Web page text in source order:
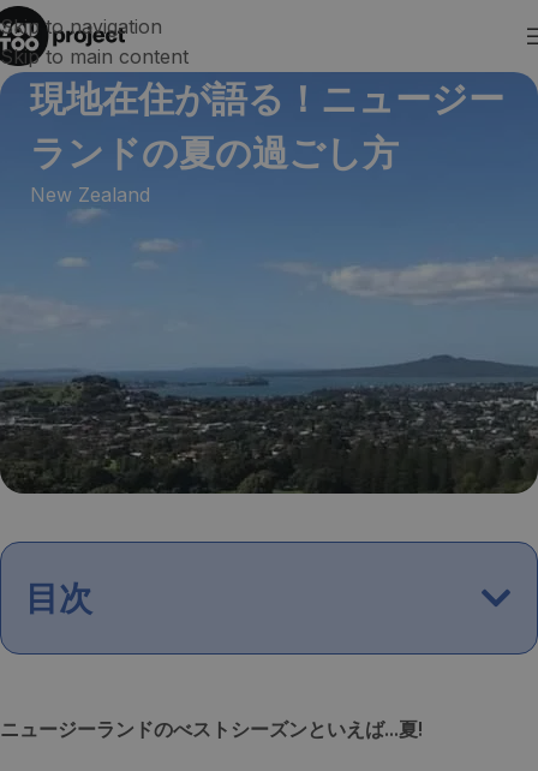
Skip to navigation
Skip to main content
現地在住が語る！ニュージー
ランドの夏の過ごし方
New Zealand
目次
ニュージーランドのべストシーズンといえば…夏!